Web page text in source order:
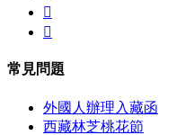


常見問題
外國人辦理入藏函
西藏林芝桃花節